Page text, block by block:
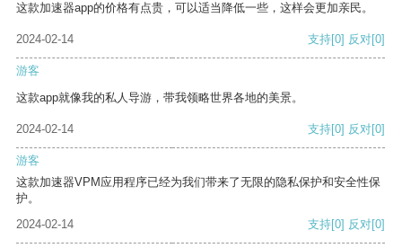
这款加速器app的价格有点贵，可以适当降低一些，这样会更加亲民。
2024-02-14 支持[0] 反对[0]
游客
这款app就像我的私人导游，带我领略世界各地的美景。
2024-02-14 支持[0] 反对[0]
游客
这款加速器VPM应用程序已经为我们带来了无限的隐私保护和安全性保
护。
2024-02-14
支持[0] 反对[0]